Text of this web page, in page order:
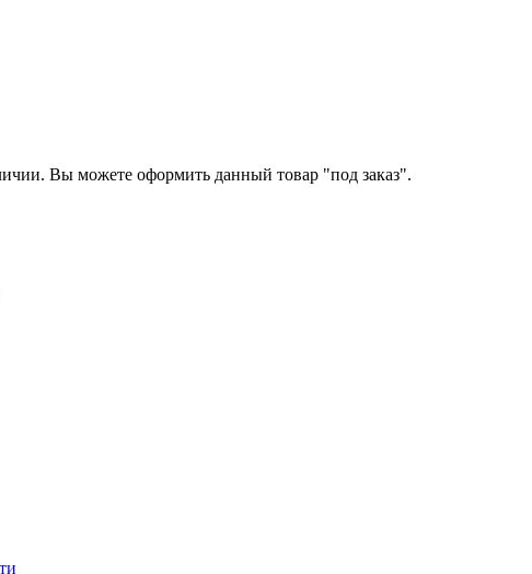
Вы можете оформить данный товар "под заказ".